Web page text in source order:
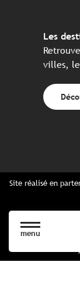
menu
Les
villes,
Site réalisé en